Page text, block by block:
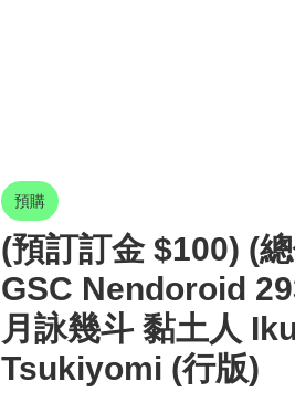
預購
(預訂訂金 $100) (
GSC Nendoroid
月詠幾斗 黏土人
Tsukiyomi (行版)